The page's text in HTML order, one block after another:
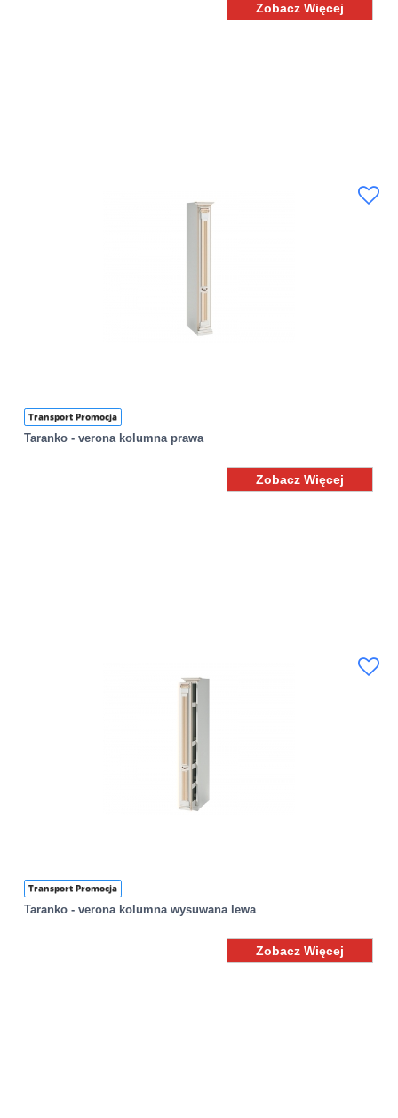
Zobacz Więcej
Transport Promocja
Taranko - verona kolumna prawa
Zobacz Więcej
Transport Promocja
Taranko - verona kolumna wysuwana lewa
Zobacz Więcej